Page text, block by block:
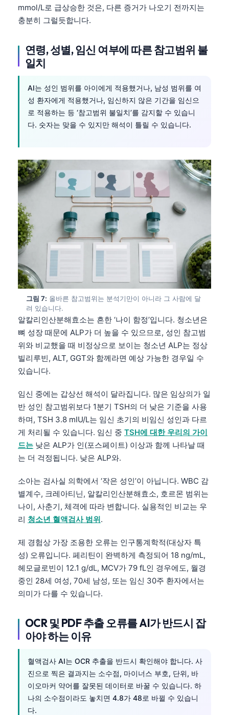
mmol/L로 급상승한 것은, 다른 증거가 나오기 전까지는
충분히 그럴듯합니다.
연령, 성별, 임신 여부에 따른 참고범위 불
일치
AI는 성인 범위를 아이에게 적용했거나, 남성 범위를 여
성 환자에게 적용했거나, 임신하지 않은 기간을 임신으
로 적용하는 등 ‘참고범위 불일치’를 감지할 수 있습니
다. 숫자는 맞을 수 있지만 해석이 틀릴 수 있습니다.
그림 7: 올바른 참고범위는 분석기만이 아니라 그 사람에 달
려 있습니다.
알칼리인산분해효소는 흔한 ‘나이 함정’입니다. 청소년은
뼈 성장 때문에 ALP가 더 높을 수 있으므로, 성인 참고범
위와 비교했을 때 비정상으로 보이는 청소년 ALP는 정상
빌리루빈, ALT, GGT와 함께라면 예상 가능한 경우일 수
있습니다.
임신 중에는 갑상선 해석이 달라집니다. 많은 임상의가 일
반 성인 참고범위보다 1분기 TSH의 더 낮은 기준을 사용
하며, TSH 3.8 mIU/L는 임신 초기의 비임신 성인과 다르
게 처리될 수 있습니다. 임신 중 TSH에 대한 우리의 가이
드는 낮은 ALP가 인(포스페이트) 이상과 함께 나타날 때
는 더 걱정됩니다. 낮은 ALP와.
소아는 검사실 의학에서 ‘작은 성인’이 아닙니다. WBC 감
별계수, 크레아티닌, 알칼리인산분해효소, 호르몬 범위는
나이, 사춘기, 체격에 따라 변합니다. 실용적인 비교는 우
리 청소년 혈액검사 범위.
제 경험상 가장 조용한 오류는 인구통계학적(대상자 특
성) 오류입니다. 페리틴이 완벽하게 측정되어 18 ng/mL,
헤모글로빈이 12.1 g/dL, MCV가 79 fL인 경우에도, 월경
중인 28세 여성, 70세 남성, 또는 임신 30주 환자에서는
의미가 다를 수 있습니다.
OCR 및 PDF 추출 오류를 AI가 반드시 잡
아야 하는 이유
혈액검사 AI는 OCR 추출을 반드시 확인해야 합니다. 사
진으로 찍은 결과지는 소수점, 마이너스 부호, 단위, 바
이오마커 약어를 잘못된 데이터로 바꿀 수 있습니다. 하
나의 소수점이라도 놓치면 4.8가 48로 바뀔 수 있습니
다.
ગુજરાતી
ಕನ್ನಡ
മലയാളം
Tiếng Việt
ไทย
ဗမာစာ
ភាសាខ្មែរ
Kiswahili
Українська
O‘zbekcha
Català
Қазақ тілі
Suomi
Hrvatski
Slovenčina
سنڌي
සිංහල
অসমীয়া
Galego
Latviešu valoda
Македонски јазик
Gàidhlig
Occitan
العربية المغربية
Afrikaans
Монгол
ພາສາລາວ
Cebuano
ئۇيغۇرچە
Кыргызча
Беларуская мова
Frysk
Ślōnskŏ gŏdka